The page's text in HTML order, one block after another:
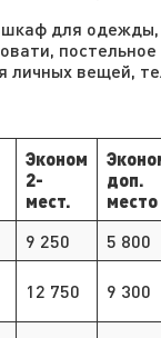
для
личных вещей,
Эконом
2-
мест.
доп.
место
9 250 5 800
12 750 9 300